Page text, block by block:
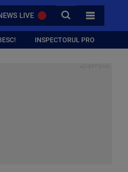
LIVE CAUTA
TOATE
INSPECTORUL PRO